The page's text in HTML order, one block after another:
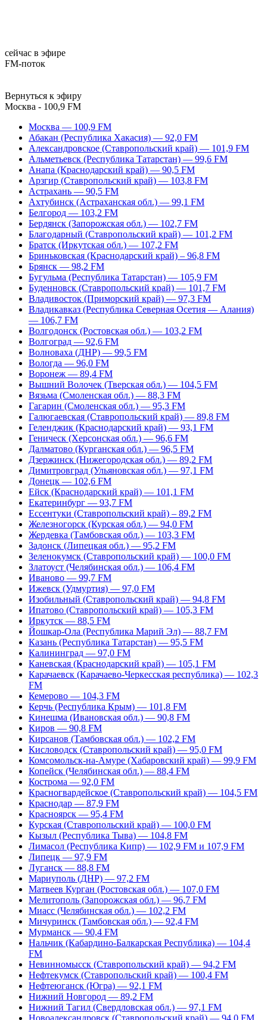
сейчас в эфире
FM-поток
Вернуться к эфиру
Москва - 100,9 FM
Москва — 100,9 FM
Абакан (Республика Хакасия) — 92,0 FM
Александровское (Ставропольский край) — 101,9 FM
Альметьевск (Республика Татарстан) — 99,6 FM
Анапа (Краснодарский край) — 90,5 FM
Арзгир (Ставропольский край) — 103,8 FM
Астрахань — 90,5 FM
Ахтубинск (Астраханская обл.) — 99,1 FM
Белгород — 103,2 FM
Бердянск (Запорожская обл.) — 102,7 FM
Благодарный (Ставропольский край) — 101,2 FM
Братск (Иркутская обл.) — 107,2 FM
Бриньковская (Краснодарский край) – 96,8 FM
Брянск — 98,2 FM
Бугульма (Республика Татарстан) — 105,9 FM
Буденновск (Ставропольский край) — 101,7 FM
Владивосток (Приморский край) — 97,3 FM
Владикавказ (Республика Северная Осетия — Алания)
— 106,7 FM
Волгодонск (Ростовская обл.) — 103,2 FM
Волгоград — 92,6 FM
Волноваха (ДНР) — 99,5 FM
Вологда — 96,0 FM
Воронеж — 89,4 FM
Вышний Волочек (Тверская обл.) — 104,5 FM
Вязьма (Смоленская обл.) — 88,3 FM
Гагарин (Смоленская обл.) — 95,3 FM
Галюгаевская (Ставропольский край) — 89,8 FM
Геленджик (Краснодарский край) — 93,1 FM
Геническ (Херсонская обл.) — 96,6 FM
Далматово (Курганская обл.) — 96,5 FM
Дзержинск (Нижегородская обл.) — 89,2 FM
Димитровград (Ульяновская обл.) — 97,1 FM
Донецк — 102,6 FM
Ейск (Краснодарский край) — 101,1 FM
Екатеринбург — 93,7 FM
Ессентуки (Ставропольский край) – 89,2 FM
Железногорск (Курская обл.) — 94,0 FM
Жердевка (Тамбовская обл.) — 103,3 FM
Задонск (Липецкая обл.) — 95,2 FM
Зеленокумск (Ставропольский край) — 100,0 FM
Златоуст (Челябинская обл.) — 106,4 FM
Иваново — 99,7 FM
Ижевск (Удмуртия) — 97,0 FM
Изобильный (Ставропольский край) — 94,8 FM
Ипатово (Ставропольский край) — 105,3 FM
Иркутск — 88,5 FM
Йошкар-Ола (Республика Марий Эл) — 88,7 FM
Казань (Республика Татарстан) — 95,5 FM
Калининград — 97,0 FM
Каневская (Краснодарский край) — 105,1 FM
Карачаевск (Карачаево-Черкесская республика) — 102,3
FM
Кемерово — 104,3 FM
Керчь (Республика Крым) — 101,8 FM
Кинешма (Ивановская обл.) — 90,8 FM
Киров — 90,8 FM
Кирсанов (Тамбовская обл.) — 102,2 FM
Кисловодск (Ставропольский край) — 95,0 FM
Комсомольск-на-Амуре (Хабаровский край) — 99,9 FM
Копейск (Челябинская обл.) — 88,4 FM
Кострома — 92,0 FM
Красногвардейское (Ставропольский край) — 104,5 FM
Краснодар — 87,9 FM
Красноярск — 95,4 FM
Курская (Ставропольский край) — 100,0 FM
Кызыл (Республика Тыва) — 104,8 FM
Лимасол (Республика Кипр) — 102,9 FM и 107,9 FM
Липецк — 97,9 FM
Луганск — 88,8 FM
Мариуполь (ДНР) — 97,2 FM
Матвеев Курган (Ростовская обл.) — 107,0 FM
Мелитополь (Запорожская обл.) — 96,7 FM
Миасс (Челябинская обл.) — 102,2 FM
Мичуринск (Тамбовская обл.) — 92,4 FM
Мурманск — 90,4 FM
Нальчик (Кабардино-Балкарская Республика) — 104,4
FM
Невинномысск (Ставропольский край) — 94,2 FM
Нефтекумск (Ставропольский край) — 100,4 FM
Нефтеюганск (Югра) — 92,1 FM
Нижний Новгород — 89,2 FM
Нижний Тагил (Свердловская обл.) — 97,1 FM
Новоалександровск (Ставропольский край) — 94,0 FM